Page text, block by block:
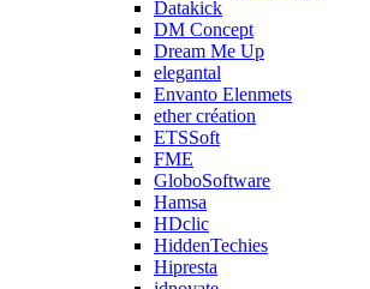
Datakick
DM Concept
Dream Me Up
elegantal
Envanto Elenmets
ether création
ETSSoft
FME
GloboSoftware
Hamsa
HDclic
HiddenTechies
Hipresta